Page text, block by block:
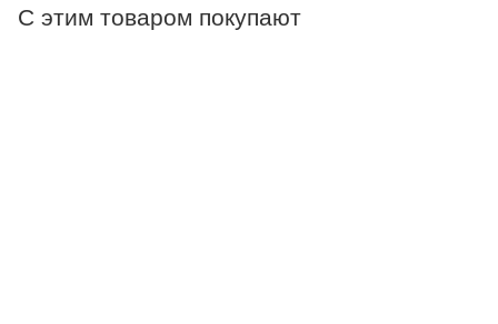
С этим товаром покупают